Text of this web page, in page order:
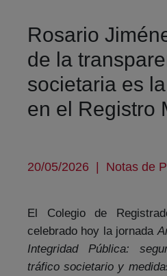
Rosario
de la
societaria es
en el Registro
20/05/2026 | Notas de
El Colegio de
celebrado hoy la jornada
Integridad Pública:
tráfico societario y